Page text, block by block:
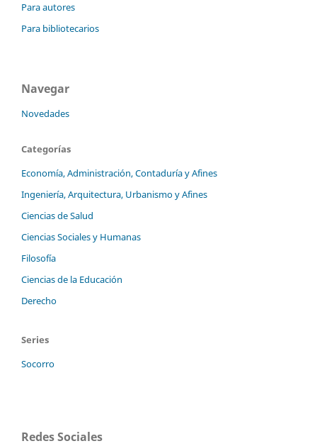
Para autores
Para bibliotecarios
Navegar
Novedades
Categorías
Economía, Administración, Contaduría y Afines
Ingeniería, Arquitectura, Urbanismo y Afines
Ciencias de Salud
Ciencias Sociales y Humanas
Filosofía
Ciencias de la Educación
Derecho
Series
Socorro
Redes Sociales